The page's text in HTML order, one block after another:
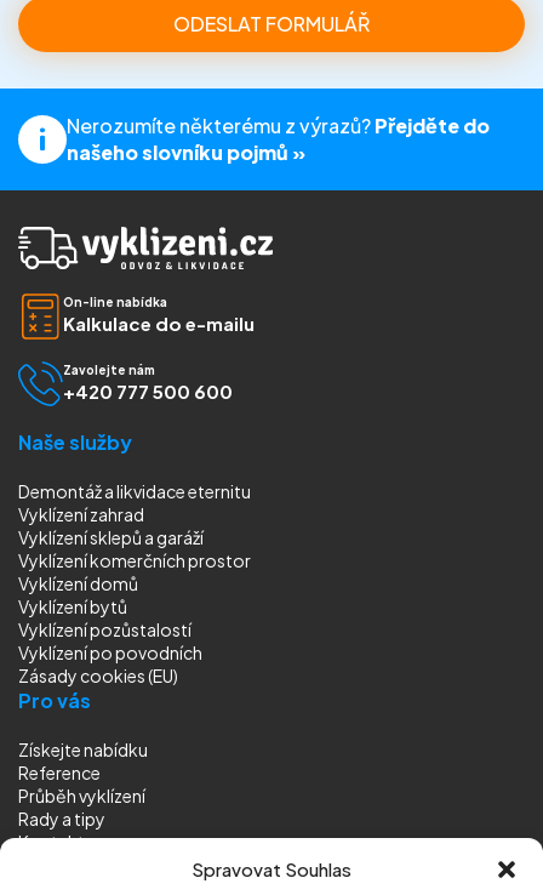
Spravovat Souhlas
Nerozumíte některému z výrazů?Přejděte do
našeho slovníku pojmů »
On-line nabídka
Kalkulace do e-mailu
Zavolejte nám
+420 777 500 600
Naše služby
Demontáž a likvidace eternitu
Vyklízení zahrad
Vyklízení sklepů a garáží
Vyklízení komerčních prostor
Vyklízení domů
Vyklízení bytů
Vyklízení pozůstalostí
Vyklízenípo povodních
Zásady cookies (EU)
Pro vás
Získejte nabídku
Reference
Průběh vyklízení
Rady a tipy
Kontakt